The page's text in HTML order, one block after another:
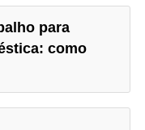
para
como